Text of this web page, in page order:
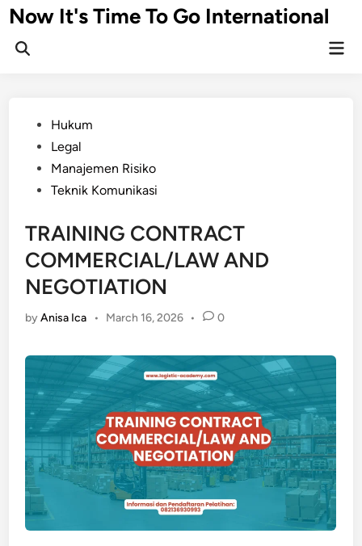
Skip
to
content
Now It's Time To Go International
PostedHukum
Legal
Manajemen Risiko
Teknik Komunikasi
TRAINING CONTRACT
COMMERCIAL/LAW AND
NEGOTIATION
byAnisa Ica • March 16, 2026 • 0